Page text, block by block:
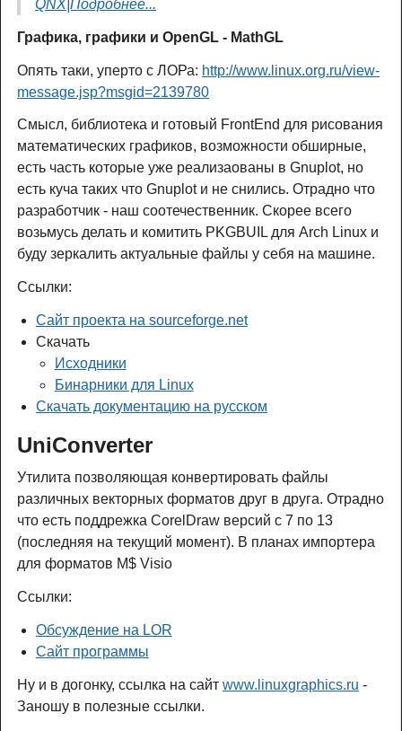
QNX|Подробнее...
Графика, графики и OpenGL - MathGL
Опять таки, уперто с ЛОРа: http://www.linux.org.ru/view-
message.jsp?msgid=2139780
Смысл, библиотека и готовый FrontEnd для рисования
математических графиков, возможности обширные,
есть часть которые уже реализаованы в Gnuplot, но
есть куча таких что Gnuplot и не снились. Отрадно что
разработчик - наш соотечественник. Скорее всего
возьмусь делать и комитить PKGBUIL для Arch Linux и
буду зеркалить актуальные файлы у себя на машине.
Ссылки:
Сайт проекта на sourceforge.net
Скачать
Исходники
Бинарники для Linux
Скачать документацию на русском
UniConverter
Утилита позволяющая конвертировать файлы
различных векторных форматов друг в друга. Отрадно
что есть поддрежка CorelDraw версий с 7 по 13
(последняя на текущий момент). В планах импортера
для форматов M$ Visio
Ссылки:
Обсуждение на LOR
Сайт программы
Ну и в догонку, ссылка на сайт www.linuxgraphics.ru -
Заношу в полезные ссылки.